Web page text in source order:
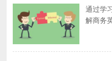
通过学
解商务
及各
关于三